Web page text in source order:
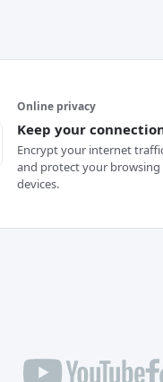
Online privacy
Keep your
Encrypt your internet
and protect your browsing
devices.